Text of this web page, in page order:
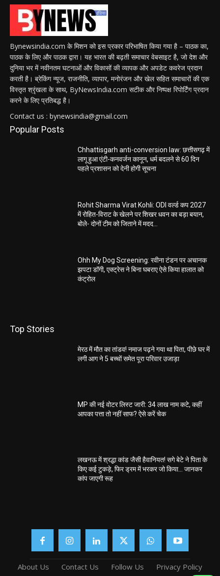
Bynewsindia.com के मिशन को इस प्रकार परिभाषित किया गया है – पाठक का,
पाठक के लिए और पाठक द्वारा। यह भारत की बढ़ती समाचार वेबसाइट है, जो देश और
दुनिया भर में नवीनतम घटनाओं और विकासों की व्यापक और अपडेट कवरेज प्रदान
करती है। ब्रेकिंग न्यूज, राजनीति, व्यापार, मनोरंजन और खेल सहित समाचारों की एक
विस्तृत श्रृंखला के साथ, ByNewsIndia.com सटीक और निष्पक्ष रिपोर्टिंग प्रदान
करने के लिए प्रतिबद्ध है।
Contact us : bynewsindia@gmail.com
Popular Posts
Chhattisgarh anti-conversion law: छत्तीसगढ़ में
लागू हुआ एंटी-कनवर्जन कानून, धर्म बदलने से 60 दिन
पहले प्रशासन को देनी होगी सूचना
Rohit Sharma Virat Kohli: ODI वर्ल्ड कप 2027
में रोहित-विराट के खेलने पर शिखर धवन का बड़ा बयान,
बोले- दोनों टीम को जिताने में मदद...
Ohh My Dog Screening: रवीना टंडन पर अचानक
झपटा डॉगी, एक्ट्रेस ने बिना घबराए ऐसे किया हालात को
कंट्रोल
Top Stories
मेरठ में मौत का तांडव! नमाज पढ़ने गया था पिता, पीछे घर में
लगी आग ने 5 बच्चों समेत पूरा परिवार उजाड़ा
MP की नई वोटर लिस्ट जारी: 34 लाख नाम कटे, कहीं
आपका पत्ता तो नहीं साफ? ऐसे करें चेक
लखनऊ में श्रद्धा कांड जैसी हैवानियत! सगे बेटे ने पिता के
किए कई टुकड़े, फिर ड्रम में भरकर जो किया… जानकर
कांप जाएगी रूह
About Us Contact Us Follow Us Privacy Policy